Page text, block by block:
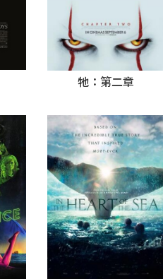
牠：第二章